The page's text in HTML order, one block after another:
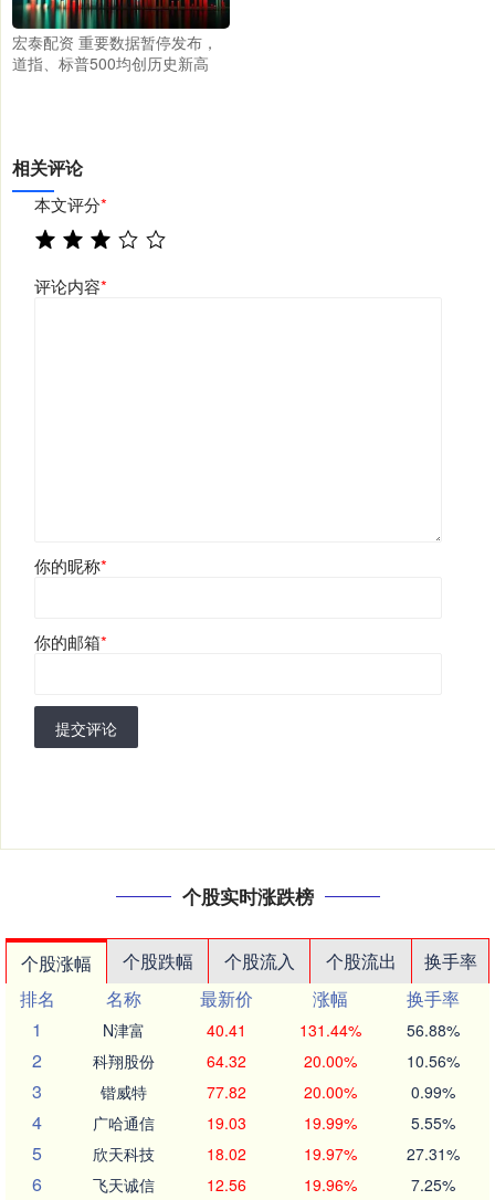
宏泰配资 重要数据暂停发布，
道指、标普500均创历史新高
相关评论
本文评分*
评论内容*
你的昵称*
你的邮箱*
提交评论
个股实时涨跌榜
个股涨幅 个股跌幅 个股流入 个股流出
换手率
排名
名称 最新价 涨幅
换手率
1
N津富 40.41 131.44% 56.88%
2 科翔股份 64.32 20.00% 10.56%
3 锴威特 77.82 20.00% 0.99%
4 广哈通信 19.03 19.99% 5.55%
5 欣天科技 18.02 19.97% 27.31%
6 飞天诚信 12.56 19.96% 7.25%